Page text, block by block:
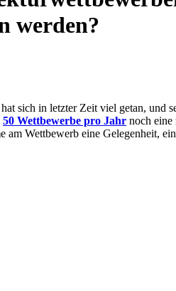
werden?
sich in letzter Zeit viel getan, und
50 Wettbewerbe pro Jahr noch eine
Wettbewerb eine Gelegenheit,